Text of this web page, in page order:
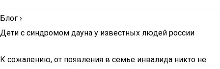
Блог ›
Дети с синдромом дауна у известных людей россии
К сожалению, от появления в семье инвалида никто не